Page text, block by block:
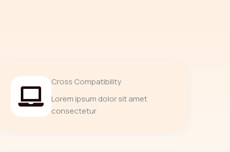
Cross Compatibility
Lorem ipsum dolor sit amet
consectetur